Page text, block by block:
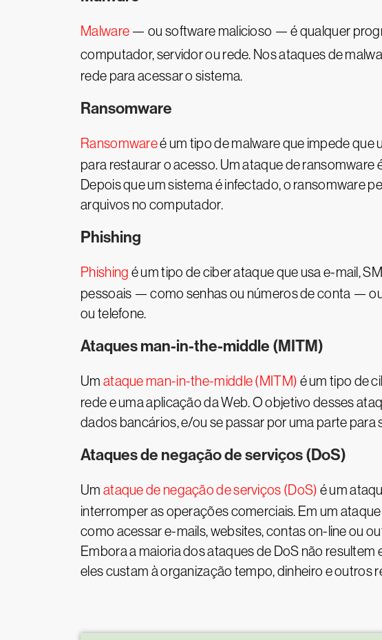
Malware — ou software malicioso — é qualquer
computador, servidor ou rede. Nos ataques de
rede para acessar o sistema.
Ransomware
Ransomwareé um tipo de malware que impede
para restaurar o acesso. Um ataque de
Depois que um sistema é infectado, o ransomware
arquivos no computador.
Phishing
Phishing é um tipo de ciber ataque que usa e-mail,
pessoais — como senhas ou números de conta —
ou telefone.
Ataques man-in-the-middle (MITM)
Um ataque man-in-the-middle (MITM) é um tipo de
rede e uma aplicação da Web. O objetivo desses
dados bancários, e/ou se passar por uma parte
Ataques de negação de serviços (DoS)
Um ataque de negação de serviços (DoS) é um
interromper as operações comerciais. Em um
como acessar e-mails, websites, contas on-line ou
Embora a maioria dos ataques de DoS não
eles custam à organização tempo, dinheiro e